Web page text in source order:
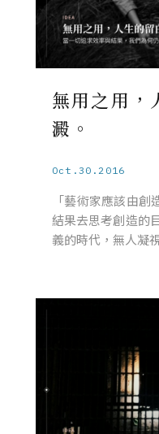
無用之用，
澱。
Oct.30.2016
「藝術家應該由
結果去思考創造的
義的時代，無人凝